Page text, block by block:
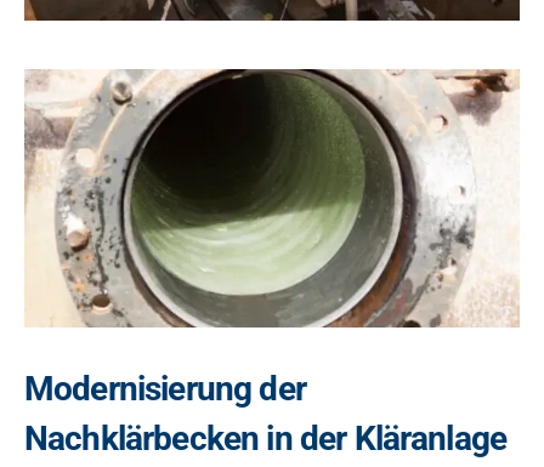
Modernisierung der
Nachklärbecken in der Kläranlage